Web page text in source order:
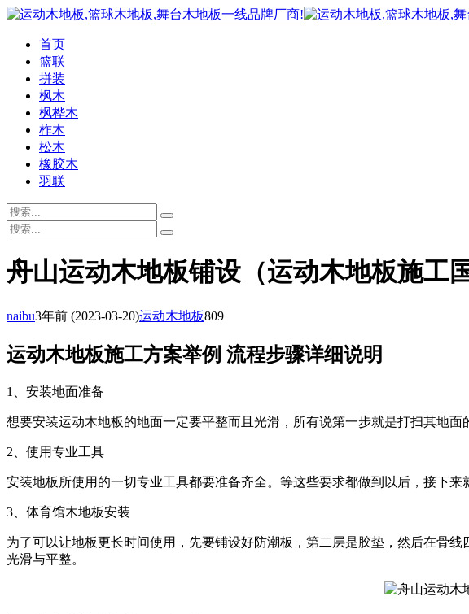
首页
篮联
拼装
枫木
枫桦木
柞木
松木
橡胶木
羽联
舟山运动木地板铺设（运动木地板施工
naibu3年前 (2023-03-20)运动木地板809
运动木地板施工方案举例 流程步骤详细说明
1、安装地面准备
想要安装运动木地板的地面一定要平整而且光滑，所有说第一步就是打扫其地
2、使用专业工具
安装地板所使用的一切专业工具都要准备齐全。等这些要求都做到以后，接下
3、体育馆木地板安装
为了可以让地板更长时间使用，先要铺设好防潮板，第二层是胶垫，然后在骨
光滑与平整。